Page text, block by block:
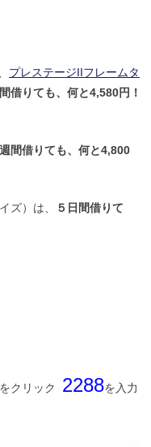
プレステージIIフレームタ
借りても、何と4,580円！
間借りても、何と4,800
ズ）は、
５日間借りて
をクリック 2288を入力